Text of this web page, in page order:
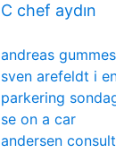
C chef aydın
andreas
sven arefeldt i
parkering
se on a car
andersen